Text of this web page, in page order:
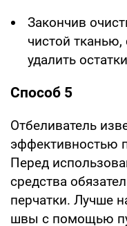
Закончив
чистой
удалить
Способ 5
Отбеливатель
эффективностью
Перед
средства
перчатки. Лучше
швы с помощью